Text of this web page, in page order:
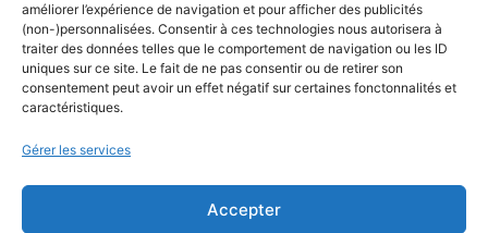
améliorer l’expérience de navigation et pour afficher des publicités
(non-)personnalisées. Consentir à ces technologies nous autorisera à
traiter des données telles que le comportement de navigation ou les ID
uniques sur ce site. Le fait de ne pas consentir ou de retirer son
consentement peut avoir un effet négatif sur certaines fonctonnalités et
caractéristiques.
Gérer les services
Accepter
Newsletter
Équipe éditoriale
Politique éditoriale
Méthodologie de test
Transparence et affiliation
CritiquePlus dans les médias